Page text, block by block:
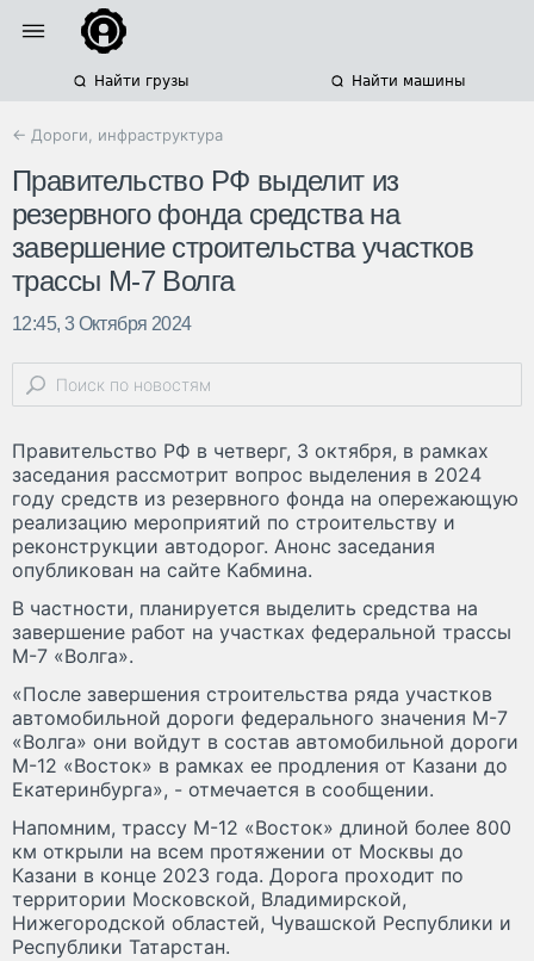
Найти грузы Найти машины
← Дороги, инфраструктура
Правительство РФ выделит из
резервного фонда средства на
завершение строительства участков
трассы М-7 Волга
12:45, 3 Октября 2024
Правительство РФ в четверг, 3 октября, в рамках
заседания рассмотрит вопрос выделения в 2024
году средств из резервного фонда на опережающую
реализацию мероприятий по строительству и
реконструкции автодорог. Анонс заседания
опубликован на сайте Кабмина.
В частности, планируется выделить средства на
завершение работ на участках федеральной трассы
М-7 «Волга».
«После завершения строительства ряда участков
автомобильной дороги федерального значения М-7
«Волга» они войдут в состав автомобильной дороги
М-12 «Восток» в рамках ее продления от Казани до
Екатеринбурга», - отмечается в сообщении.
Напомним, трассу М-12 «Восток» длиной более 800
км открыли на всем протяжении от Москвы до
Казани в конце 2023 года. Дорога проходит по
территории Московской, Владимирской,
Нижегородской областей, Чувашской Республики и
Республики Татарстан.